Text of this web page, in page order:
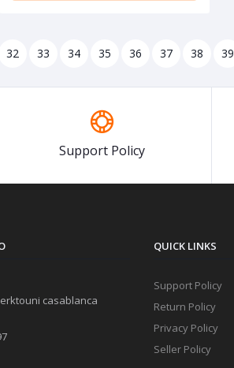
32 33 34 35 36 37 38 39
Support Policy
casablanca
QUICK LINKS
Support Policy
Return Policy
Privacy Policy
Seller Policy